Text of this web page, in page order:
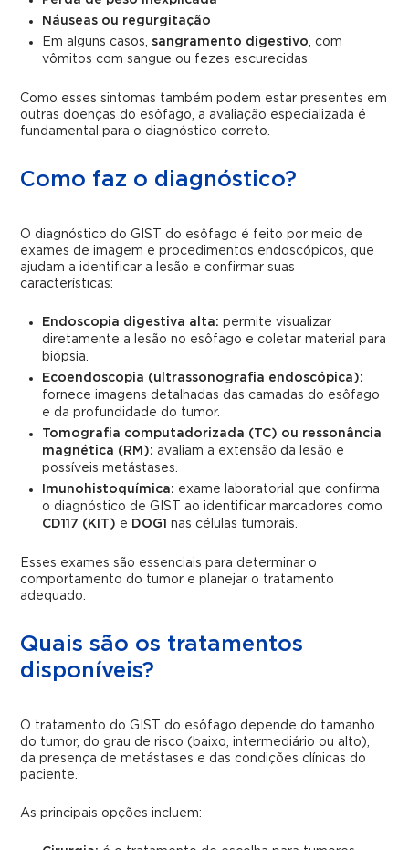
Náuseas ou regurgitação
Em alguns casos,sangramento digestivo, com
vômitos com sangue ou fezes escurecidas
Como esses sintomas também podem estar presentes em
outras doenças do esôfago, a avaliação especializada é
fundamental para o diagnóstico correto.
Como faz o diagnóstico?
O diagnóstico do GIST do esôfago é feito por meio de
exames de imagem e procedimentos endoscópicos, que
ajudam a identificar a lesão e confirmar suas
características:
Endoscopia digestiva alta: permite visualizar
diretamente a lesão no esôfago e coletar material para
biópsia.
Ecoendoscopia (ultrassonografia endoscópica):
fornece imagens detalhadas das camadas do esôfago
e da profundidade do tumor.
Tomografia computadorizada (TC) ou ressonância
magnética (RM): avaliam a extensão da lesão e
possíveis metástases.
Imunohistoquímica: exame laboratorial que confirma
o diagnóstico de GIST ao identificar marcadores como
CD117 (KIT) e DOG1 nas células tumorais.
Esses exames são essenciais para determinar o
comportamento do tumor e planejar o tratamento
adequado.
Quais são os tratamentos
disponíveis?
O tratamento do GIST do esôfago depende do tamanho
do tumor, do grau de risco (baixo, intermediário ou alto),
da presença de metástases e das condições clínicas do
paciente.
As principais opções incluem: